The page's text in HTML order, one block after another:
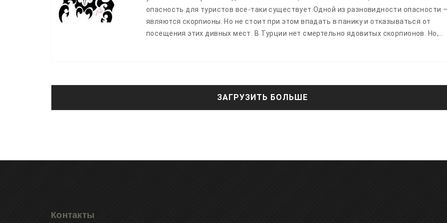
опасность для туристов все-таки существует.Одной из разновидности опасности
являются скорпионы. Но не стоит при этом впадать в панику и отказываться от
посещения этих дивных мест. В Турции нет смертельно ядовитых скорпионов. Но,…
ЗАГРУЗИТЬ БОЛЬШЕ
Контакты